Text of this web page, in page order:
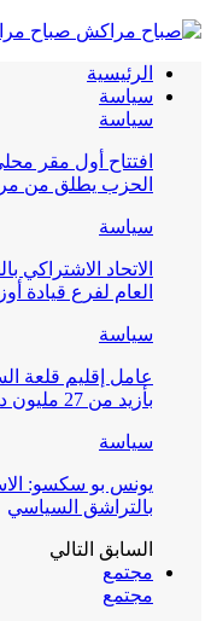
صباح
الرئيسية
سياسة
سياسة
افتتاح أول مقر
الحزب يطلق من
سياسة
الاتحاد الاشتراكي
العام لفرع قيادة
سياسة
عامل إقليم قلعة
بأزيد من 27 مليون درهم احتفاءً…
سياسة
يونس بو سكسو:
بالتراشق السياسي
السابق التالي
مجتمع
مجتمع